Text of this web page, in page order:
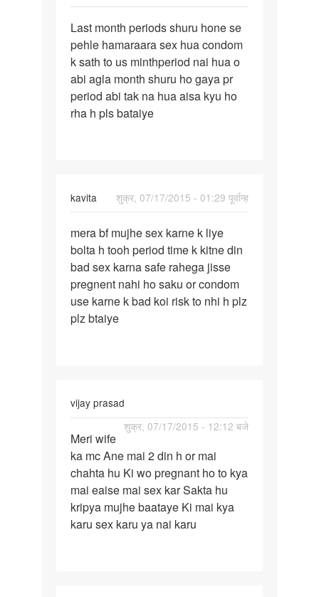
Last
month
periods
shuru
hone
Last month periods shuru hone se
pehle hamaraara sex hua condom
k sath to us minthperiod nai hua o
abi agla month shuru ho gaya pr
period abi tak na hua aisa kyu ho
rha h pls bataiye
kavita
शुक्र, 07/17/2015 - 01:29 पूर्वान्ह
mera
bf
mujhe
sex
karne
k
mera bf mujhe sex karne k liye
bolta h tooh period time k kitne din
bad sex karna safe rahega jisse
pregnent nahi ho saku or condom
use karne k bad koi risk to nhi h plz
plz btaiye
vijay prasad
शुक्र, 07/17/2015 - 12:12 बजे
Meri
wife
ka
mc
Ane
mai
Meri wife
ka mc Ane mai 2 din h or mai
chahta hu Ki wo pregnant ho to kya
mai eaise mai sex kar Sakta hu
kripya mujhe baataye Ki mai kya
karu sex karu ya nai karu